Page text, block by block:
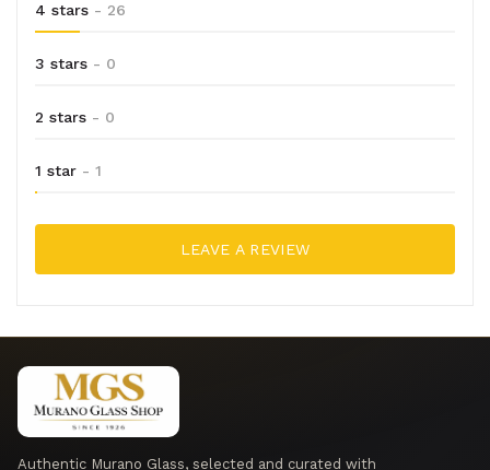
4 stars - 26
3 stars - 0
2 stars - 0
1 star - 1
LEAVE A REVIEW
Authentic Murano Glass, selected and curated with